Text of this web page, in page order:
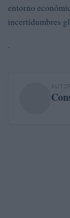
entorno
incertidumbres
.